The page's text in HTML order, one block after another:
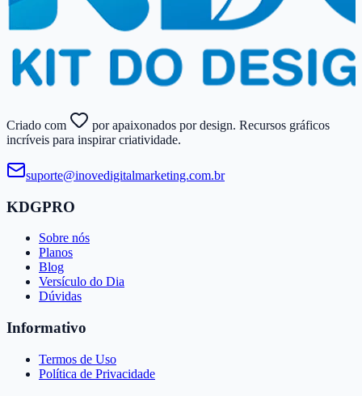
Criado com
por apaixonados por design. Recursos gráficos
incríveis para inspirar criatividade.
suporte@​inovedigitalmarketing.​com.​br
KDGPRO
Sobre nós
Planos
Blog
Versículo do Dia
Dúvidas
Informativo
Termos de Uso
Política de Privacidade